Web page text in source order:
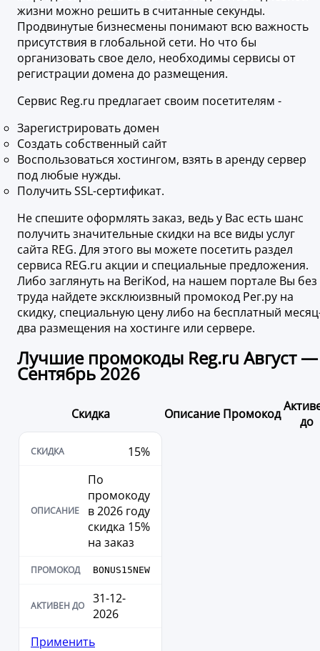
жизни можно решить в считанные секунды.
Продвинутые бизнесмены понимают всю важность
присутствия в глобальной сети. Но что бы
организовать свое дело, необходимы сервисы от
регистрации домена до размещения.
Сервис Reg.ru предлагает своим посетителям -
Зарегистрировать домен
Создать собственный сайт
Воспользоваться хостингом, взять в аренду сервер
под любые нужды.
Получить SSL-сертификат.
Не спешите оформлять заказ, ведь у Вас есть шанс
получить значительные скидки на все виды услуг
сайта REG. Для этого вы можете посетить раздел
сервиса REG.ru акции и специальные предложения.
Либо заглянуть на BeriKod, на нашем портале Вы без
труда найдете эксклюизвный промокод Рег.ру на
скидку, специальную цену либо на бесплатный
два размещения на хостинге или сервере.
Лучшие промокоды Reg.ru Август —
Сентябрь 2026
Скидка Описание Промокод
до
15%
По
промокоду
в 2026 году
скидка 15%
на заказ
BONUS15NEW
31-12-
2026
Применить